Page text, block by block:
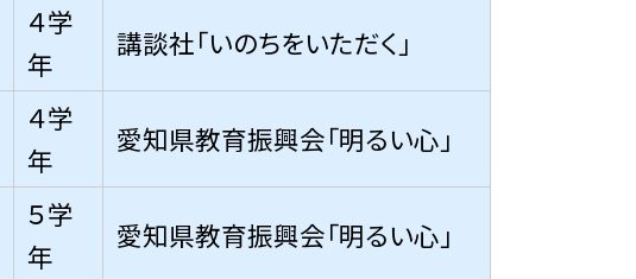
４学
年
講談社「いのちをいただく」
４学
年
愛知県教育振興会「明るい心」
５学
年
愛知県教育振興会「明るい心」